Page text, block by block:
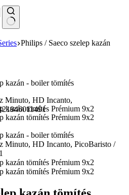
Philips / Saeco szelep kazán